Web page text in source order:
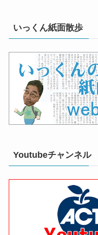
いっくん紙面散歩
Youtubeチャンネル